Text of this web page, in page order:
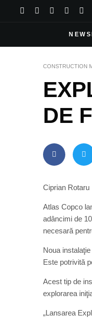
CONSTRUCTION
DE
Ciprian Rotaru
Atlas Copco
adâncimi de
necesară
Noua
Este potrivită
Acest tip de
explorarea
„Lansarea